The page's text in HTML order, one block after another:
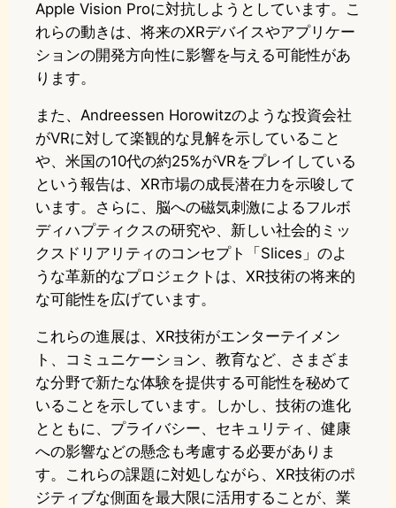
Apple Vision Proに対抗しようとしています。こ
れらの動きは、将来のXRデバイスやアプリケー
ションの開発方向性に影響を与える可能性があ
ります。
また、Andreessen Horowitzのような投資会社
がVRに対して楽観的な見解を示していること
や、米国の10代の約25%がVRをプレイしている
という報告は、XR市場の成長潜在力を示唆して
います。さらに、脳への磁気刺激によるフルボ
ディハプティクスの研究や、新しい社会的ミッ
クスドリアリティのコンセプト「Slices」のよ
うな革新的なプロジェクトは、XR技術の将来的
な可能性を広げています。
これらの進展は、XR技術がエンターテイメン
ト、コミュニケーション、教育など、さまざま
な分野で新たな体験を提供する可能性を秘めて
いることを示しています。しかし、技術の進化
とともに、プライバシー、セキュリティ、健康
への影響などの懸念も考慮する必要がありま
す。これらの課題に対処しながら、XR技術のポ
ジティブな側面を最大限に活用することが、業